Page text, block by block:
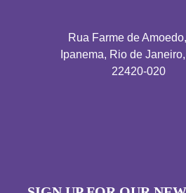
Rua Farme de
Ipanema, Rio de
22420-020